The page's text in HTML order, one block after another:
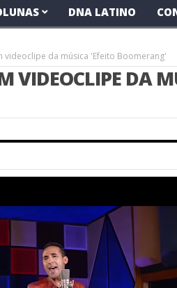
DNA LATINO
videoclipe da música 'Efeito Boomerang'
VIDEOCLIPE DA